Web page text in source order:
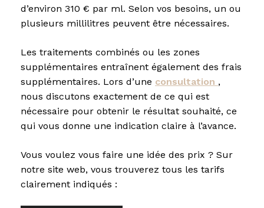
d’environ 310 € par ml. Selon vos besoins, un ou
plusieurs millilitres peuvent être nécessaires.
Les traitements combinés ou les zones
supplémentaires entraînent également des frais
supplémentaires. Lors d’une consultation ,
nous discutons exactement de ce qui est
nécessaire pour obtenir le résultat souhaité, ce
qui vous donne une indication claire à l’avance.
Vous voulez vous faire une idée des prix ? Sur
notre site web, vous trouverez tous les tarifs
clairement indiqués :